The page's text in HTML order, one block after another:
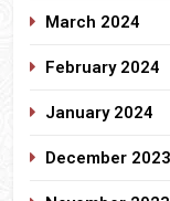
March 2024
February 2024
January 2024
December 2023